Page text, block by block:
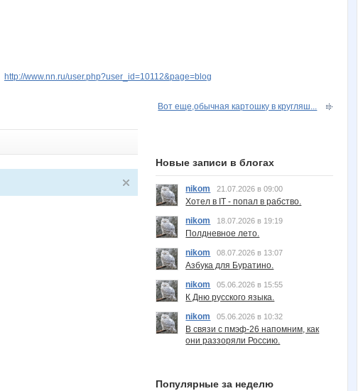
http://www.nn.ru/user.php?user_id=10112&page=blog
Вот еще,обычная картошку в кругляш...
Новые записи в блогах
nikom 21.07.2026 в 09:00
Хотел в IT - попал в рабство.
nikom
18.07.2026 в 19:19
Полдневное лето.
nikom
08.07.2026 в 13:07
Азбука для Буратино.
nikom
05.06.2026 в 15:55
К Дню русского языка.
nikom
05.06.2026 в 10:32
В связи с пмэф-26 напомним, как
они раззоряли Россию.
Популярные за неделю